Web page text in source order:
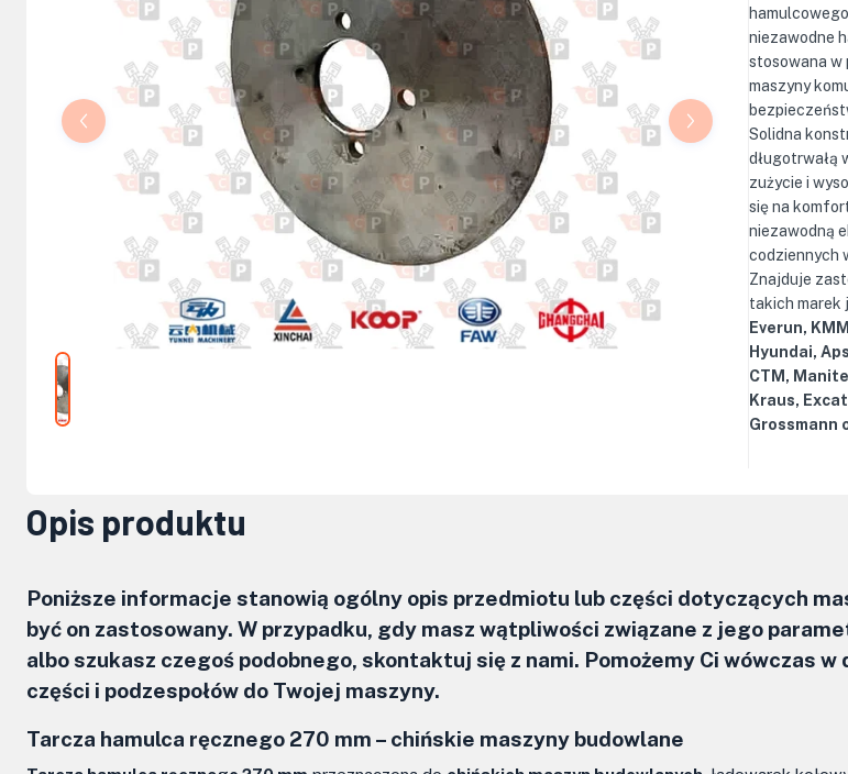
Kolumny kierownicze, orbitrole
Części elektryczne
Osprzęt do maszyn
niezawodne
stosowana w
maszyny
Solidna
długotrwałą
zużycie i
się na
niezawodną
codziennych
Znajduje
takich marek
Everun,
Hyundai,
CTM,
Kraus,
Grossmann
Opis produktu
Poniższe informacje stanowią ogólny opis przedmiotu lub części dotyczących
być on zastosowany. W przypadku, gdy masz wątpliwości związane z jego
albo szukasz czegoś podobnego, skontaktuj się z nami. Pomożemy Ci wówczas w
części i podzespołów do Twojej maszyny.
Tarcza hamulca ręcznego 270 mm – chińskie maszyny budowlane